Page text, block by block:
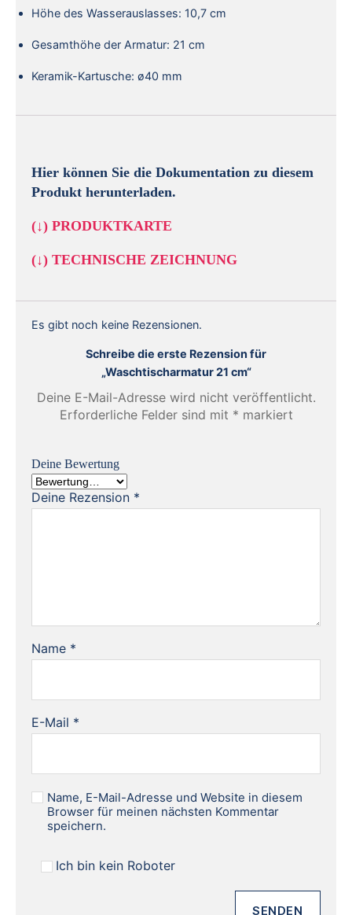
Höhe des Wasserauslasses: 10,7 cm
Gesamthöhe der Armatur: 21 cm
Keramik-Kartusche: ø40 mm
Hier können Sie die Dokumentation zu diesem
Produkt herunterladen.
(↓) PRODUKTKARTE
(↓) TECHNISCHE ZEICHNUNG
Es gibt noch keine Rezensionen.
Schreibe die erste Rezension für
„Waschtischarmatur 21 cm“
Deine E-Mail-Adresse wird nicht veröffentlicht.
Erforderliche Felder sind mit * markiert
Deine Bewertung
Deine Rezension *
Name *
E-Mail *
Name, E-Mail-Adresse und Website in diesem
Browser für meinen nächsten Kommentar
speichern.
Ich bin kein Roboter